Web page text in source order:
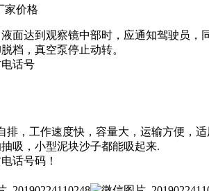
家价格
面达到观察镜中部时，应通知驾驶员
档，真空泵停止动转。
话号
工作速度快，容量大，运输方便，适
吸，小型泥块沙子都能吸起来.
话号码！